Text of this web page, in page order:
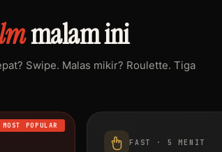
malam ini
Swipe. Malas mikir? Roulette. Tiga
POPULAR
FAST · 5 MENIT